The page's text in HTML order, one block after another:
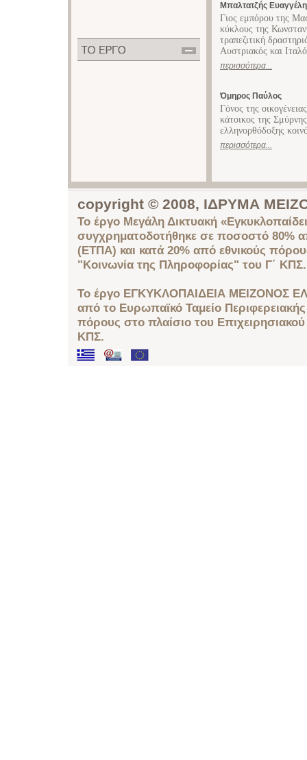
Μπαλτατζής
Γιος εμπόρου της
κύκλους της
τραπεζιτική
Αυστριακός και
περισσότερα...
Όμηρος Παύλος
Γόνος της
κάτοικος της
ελληνορθόδοξης
περισσότερα...
copyright © 2008, ΙΔΡΥΜΑ
Το έργο Μεγάλη Δικτυακή
συγχρηματοδοτήθηκε σε ποσοστό 80%
(ΕΤΠΑ) και κατά 20% από εθνικούς
"Κοινωνία της Πληροφορίας" του Γ΄ ΚΠΣ.
Το έργο ΕΓΚΥΚΛΟΠΑΙΔΕΙΑ ΜΕΙΖΟΝΟΣ
από το Ευρωπαϊκό Ταμείο
πόρους στο πλαίσιο του
ΚΠΣ.